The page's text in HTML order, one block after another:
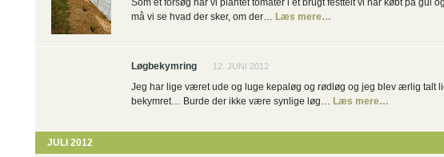
Som et forsøg har vi plantet tomater i et brugt festtelt vi har købt på gul
må vi se hvad der sker, om der… Læs mere…
Løgbekymring 12. JUNI 2012
Jeg har lige været ude og luge kepaløg og rødløg og jeg blev ærlig talt
bekymret… Burde der ikke være synlige løg… Læs mere…
JULI 2012